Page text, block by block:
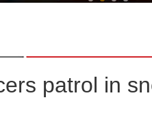
patrol in